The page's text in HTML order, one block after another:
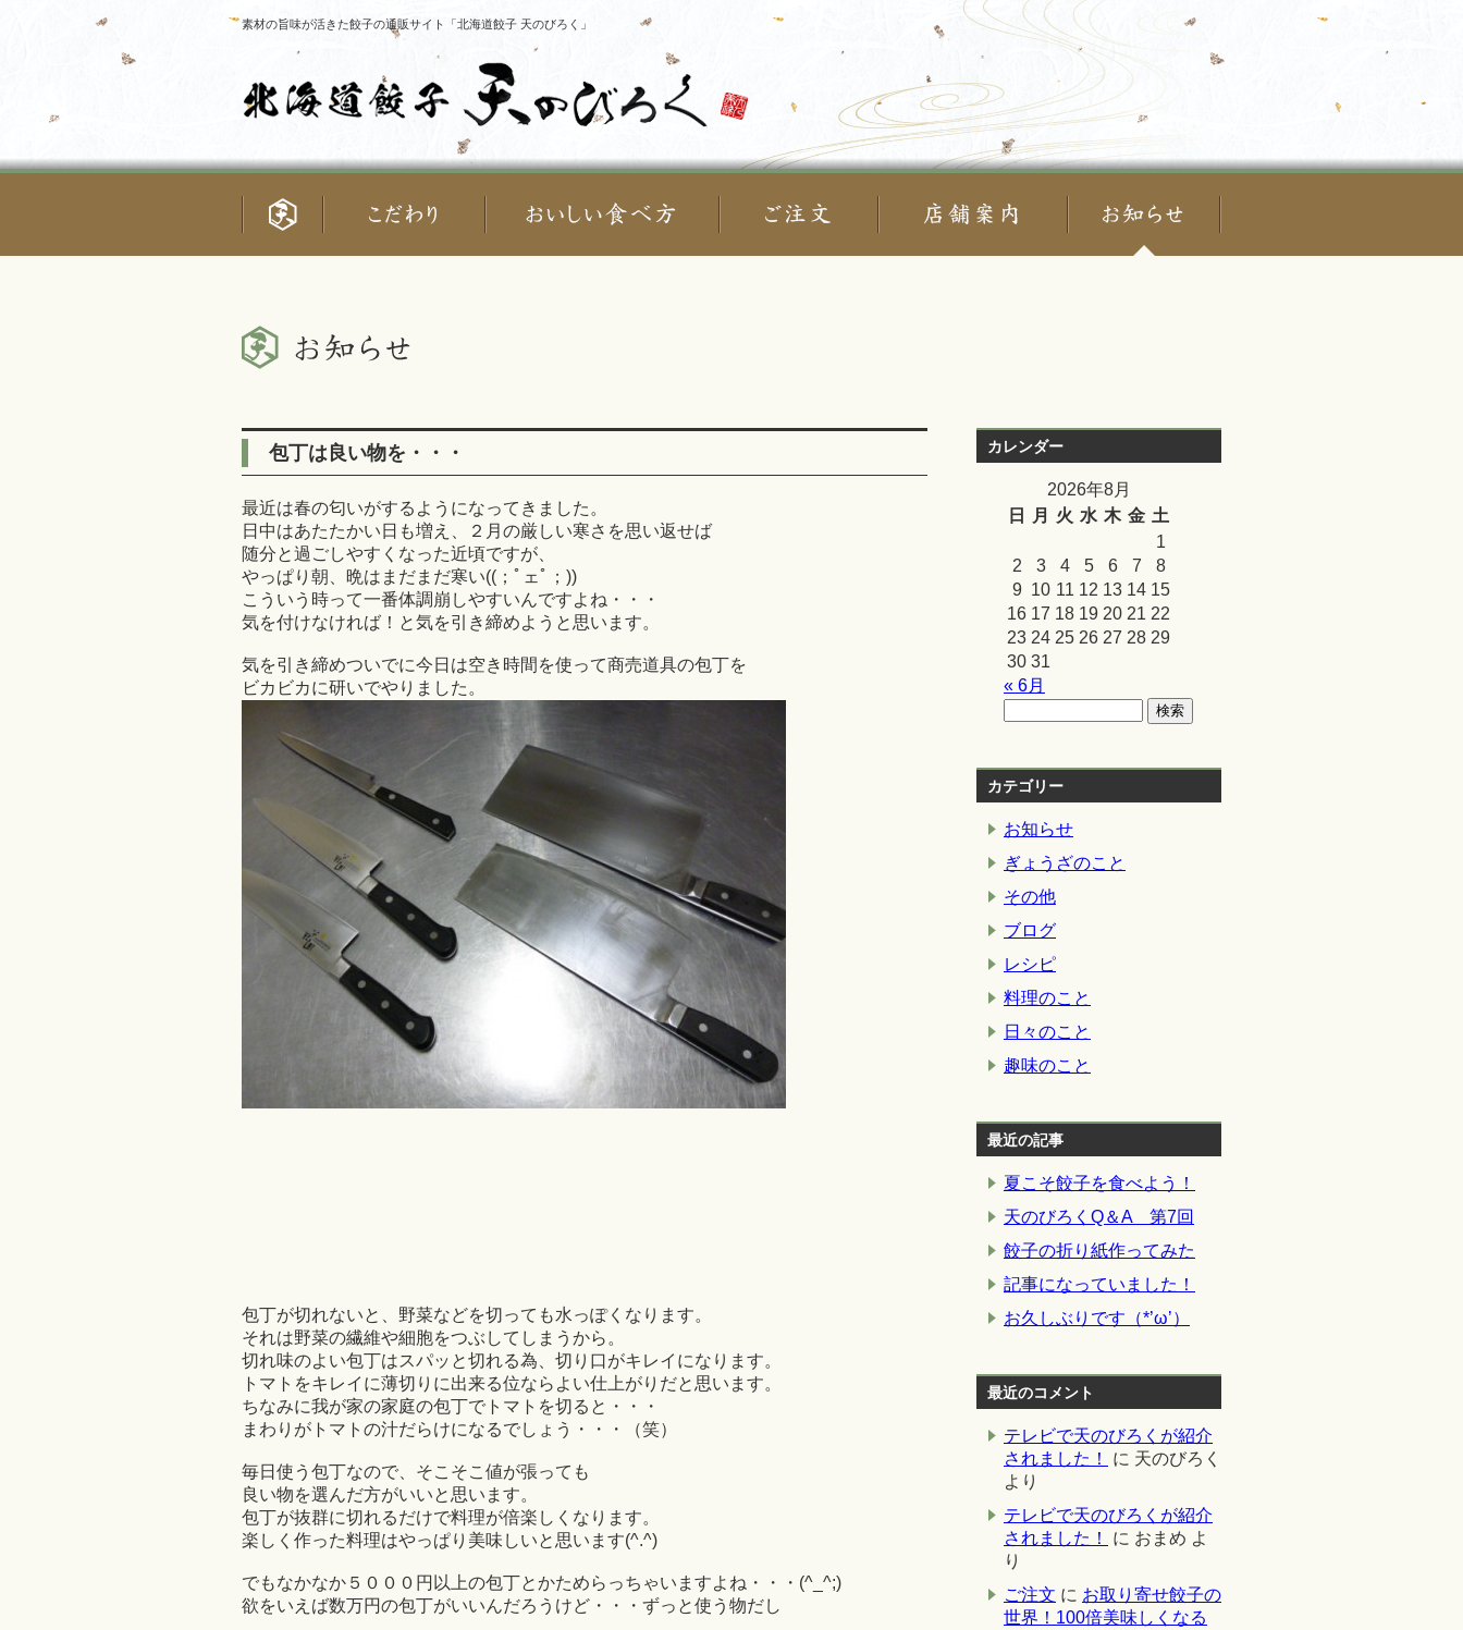
素材の旨味が活きた餃子の通販サイト「北海道餃子 天のびろく」
包丁は良い物を・・・
最近は春の匂いがするようになってきました。
日中はあたたかい日も増え、２月の厳しい寒さを思い返せば
随分と過ごしやすくなった近頃ですが、
やっぱり朝、晩はまだまだ寒い((；ﾟェﾟ；))
こういう時って一番体調崩しやすいんですよね・・・
気を付けなければ！と気を引き締めようと思います。
気を引き締めついでに今日は空き時間を使って商売道具の包丁を
ビカビカに研いでやりました。
包丁が切れないと、野菜などを切っても水っぽくなります。
それは野菜の繊維や細胞をつぶしてしまうから。
切れ味のよい包丁はスパッと切れる為、切り口がキレイになります。
トマトをキレイに薄切りに出来る位ならよい仕上がりだと思います。
ちなみに我が家の家庭の包丁でトマトを切ると・・・
まわりがトマトの汁だらけになるでしょう・・・（笑）
毎日使う包丁なので、そこそこ値が張っても
良い物を選んだ方がいいと思います。
包丁が抜群に切れるだけで料理が倍楽しくなります。
楽しく作った料理はやっぱり美味しいと思います(^.^)
でもなかなか５０００円以上の包丁とかためらっちゃいますよね・・・(^_^;)
欲をいえば数万円の包丁がいいんだろうけど・・・ずっと使う物だし
カレンダー
2026年8月
日
月 火 水 木 金 土
1
2
3 4 5 6 7
8
9 10 11 12 13 14 15
16 17 18 19 20 21 22
23 24 25 26 27 28 29
30 31
« 6月
カテゴリー
お知らせ
ぎょうざのこと
その他
ブログ
レシピ
料理のこと
日々のこと
趣味のこと
最近の記事
夏こそ餃子を食べよう！
天のびろくQ＆A 第7回
餃子の折り紙作ってみた
記事になっていました！
お久しぶりです（*’ω’）
最近のコメント
テレビで天のびろくが紹介
されました！
に 天のびろく
より
テレビで天のびろくが紹介
されました！
に おまめ よ
り
ご注文 に お取り寄せ餃子の
世界！100倍美味しくなる